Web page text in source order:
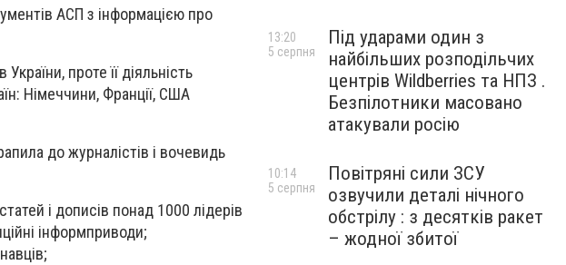
АСП з інформацією про
проте її діяльність
Німеччини, Франції, США
до журналістів і вочевидь
і дописів понад 1000 лідерів
інформприводи;
Під ударами один з
найбільших розподільчих
центрів Wildberries та НПЗ .
Безпілотники масовано
атакували росію
13:20
5 серпня
Повітряні сили ЗСУ
озвучили деталі нічного
обстрілу : з десятків ракет
– жодної збитої
10:14
5 серпня